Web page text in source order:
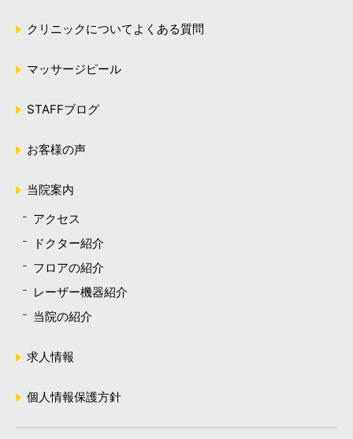
クリニックについてよくある質問
マッサージピール
STAFFブログ
お客様の声
当院案内
アクセス
ドクター紹介
フロアの紹介
レーザー機器紹介
当院の紹介
求人情報
個人情報保護方針